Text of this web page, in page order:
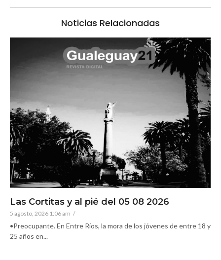
Noticias Relacionadas
Las Cortitas y al pié del 05 08 2026
5 agosto, 2026 1:06 am /
•Preocupante. En Entre Ríos, la mora de los jóvenes de entre 18 y
25 años en...